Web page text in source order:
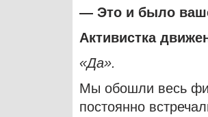
— Это и было
Активистка
«Да».
Мы обошли весь
постоянно